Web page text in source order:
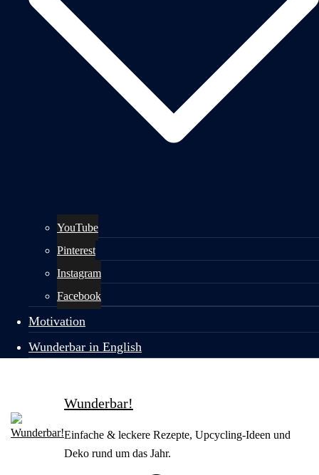
YouTube
Pinterest
Instagram
Facebook
Motivation
Wunderbar in English
Wunderbar!
Einfache & leckere Rezepte, Upcycling-Ideen und
Deko rund um das Jahr.